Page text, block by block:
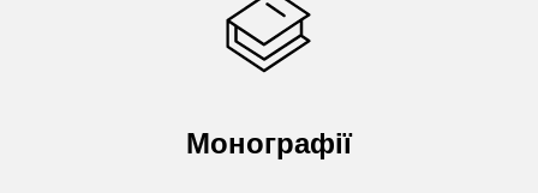
Монографії